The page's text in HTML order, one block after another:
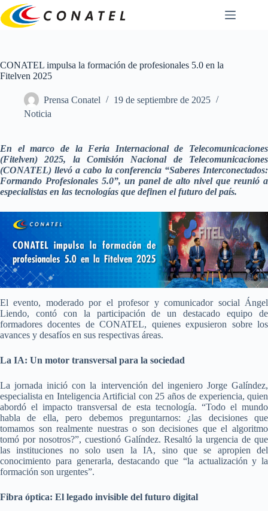
Saltar
al
contenido
CONATEL impulsa la formación de profesionales 5.0 en la
Fitelven 2025
Prensa Conatel
19 de septiembre de 2025
Noticia
En el marco de la Feria Internacional de Telecomunicaciones
(Fitelven) 2025, la Comisión Nacional de Telecomunicaciones
(CONATEL) llevó a cabo la conferencia “Saberes Interconectados:
Formando Profesionales 5.0”, un panel de alto nivel que reunió a
especialistas en las tecnologías que definen el futuro del país.
El evento, moderado por el profesor y comunicador social Ángel
Liendo, contó con la participación de un destacado equipo de
formadores docentes de CONATEL, quienes expusieron sobre los
avances y desafíos en sus respectivas áreas.
La IA: Un motor transversal para la sociedad
La jornada inició con la intervención del ingeniero Jorge Galíndez,
especialista en Inteligencia Artificial con 25 años de experiencia, quien
abordó el impacto transversal de esta tecnología. “Todo el mundo
habla de ella, pero debemos preguntarnos: ¿las decisiones que
tomamos son realmente nuestras o son decisiones que el algoritmo
tomó por nosotros?”, cuestionó Galíndez. Resaltó la urgencia de que
las instituciones no solo usen la IA, sino que se apropien del
conocimiento para generarla, destacando que “la actualización y la
formación son urgentes”.
Fibra óptica: El legado invisible del futuro digital